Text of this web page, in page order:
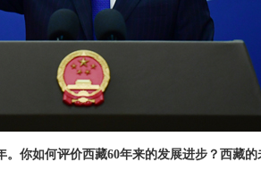
你如何评价西藏60年来的发展进步？西藏的